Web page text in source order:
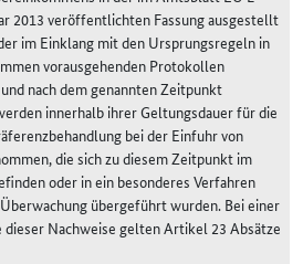
2013 veröffentlichten Fassung ausgestellt
im Einklang mit den Ursprungsregeln in
vorausgehenden Protokollen
nach dem genannten Zeitpunkt
innerhalb ihrer Geltungsdauer für die
bei der Einfuhr von
die sich zu diesem Zeitpunkt im
oder in ein besonderes Verfahren
übergeführt wurden. Bei einer
dieser Nachweise gelten Artikel 23 Absätze